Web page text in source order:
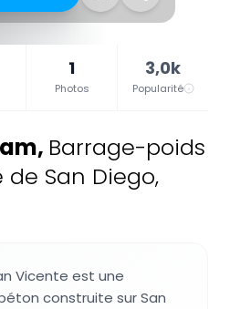
1
Photos
3,0k
Popularité
, Barrage-poids
San Diego,
Vicente est une
construite sur San